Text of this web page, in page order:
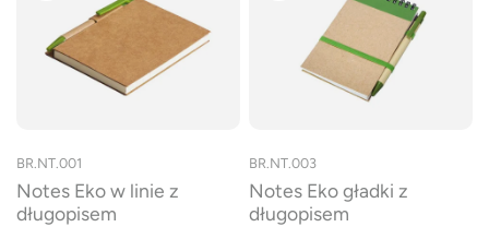
BR.NT.001
Notes Eko w linie z
długopisem
BR.NT.003
Notes Eko gładki z
długopisem